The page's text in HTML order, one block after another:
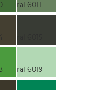
ral 6011
ral 6019